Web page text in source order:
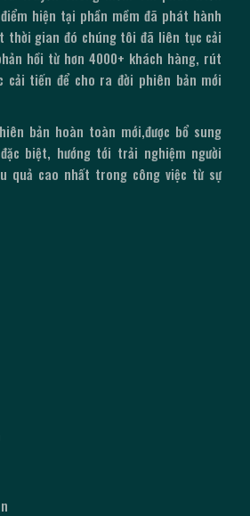
hiện tại phần mềm đã phát hành
thời gian đó chúng tôi đã liên tục cải
hồi từ hơn 4000+ khách hàng, rút
cải tiến để cho ra đời phiên bản mới
bản hoàn toàn mới,được bổ sung
biệt, hướng tới trải nghiệm người
quả cao nhất trong công việc từ sự